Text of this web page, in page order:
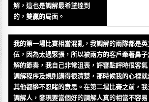
解，這也是調解最希望達到
的，雙贏的局面。
我的第一場比賽相當混亂，我調解的兩隊都是
伍，因為太過緊張，所以被兩方的客戶牽著鼻
解的節奏，我自己非常沮喪，評審點評時很客
調解程序及規則講得很清楚，那時候我的心裡
其他都慘不忍睹的意思。在第二場比賽之前，
調解人，發現要當個好的調解人真的相當不容